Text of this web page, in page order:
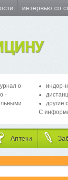
интервью со
о
-
индор-
другие
С
Аптеки